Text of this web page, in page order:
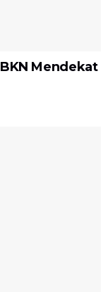
Mendekat